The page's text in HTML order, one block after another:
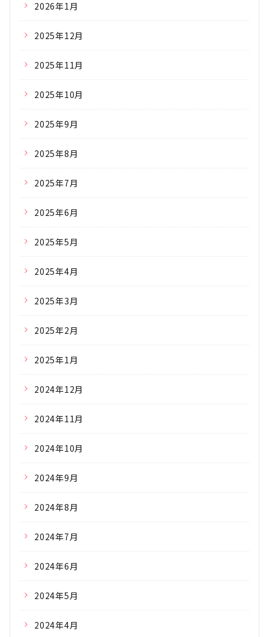
2026年1月
2025年12月
2025年11月
2025年10月
2025年9月
2025年8月
2025年7月
2025年6月
2025年5月
2025年4月
2025年3月
2025年2月
2025年1月
2024年12月
2024年11月
2024年10月
2024年9月
2024年8月
2024年7月
2024年6月
2024年5月
2024年4月